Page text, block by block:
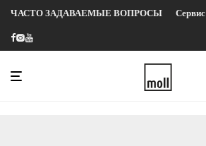
ЧАСТО ЗАДАВАЕМЫЕ ВОПРОСЫ Сервис